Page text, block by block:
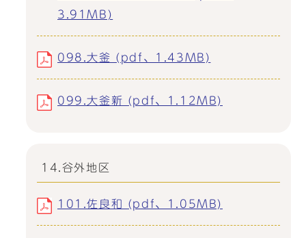
3.91MB)
098.大釜 (pdf、1.43MB)
099.大釜新 (pdf、1.12MB)
14.谷外地区
101.佐良和 (pdf、1.05MB)